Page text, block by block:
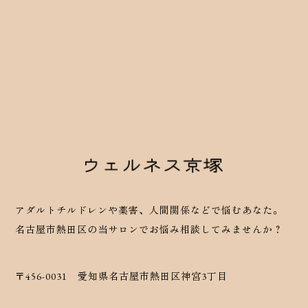
アダルトチルドレンや薬害、人間関係などで悩むあなた。
名古屋市熱田区の当サロンでお悩み相談してみませんか？
〒456-0031 愛知県名古屋市熱田区神宮3丁目